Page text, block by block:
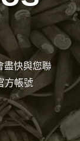
盡快與您聯
方帳號